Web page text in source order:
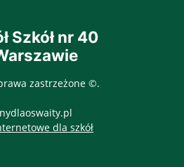
Szkół nr 40
zastrzeżone ©.
dla szkółotwiera się w